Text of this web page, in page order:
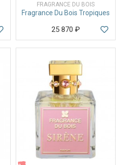
FRAGRANCE DU BOIS
Fragrance Du Bois Tropiques
25 870 ₽